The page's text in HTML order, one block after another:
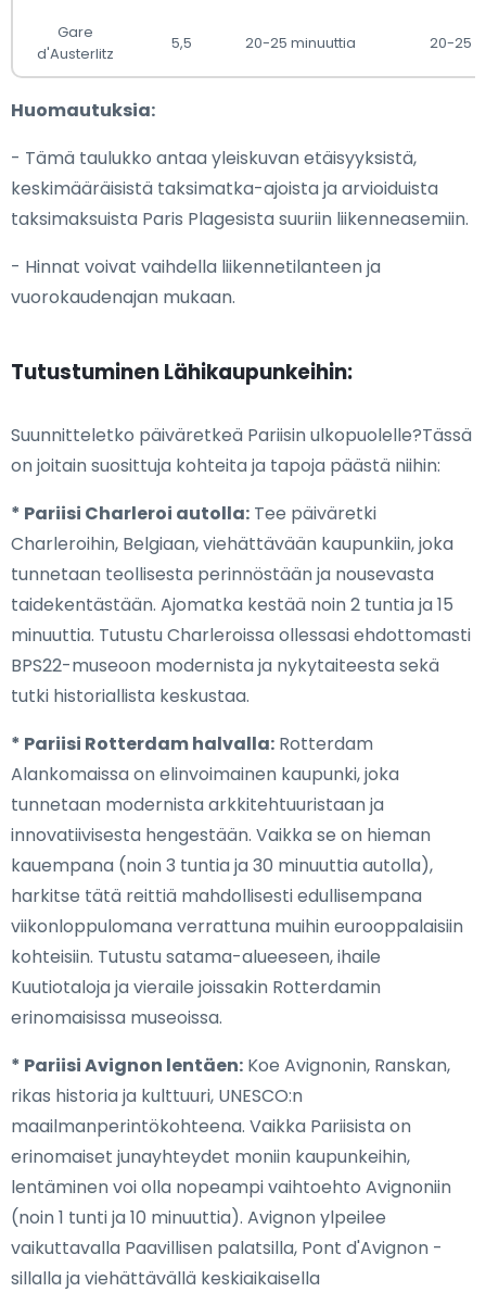
Gare
d'Austerlitz
5,5 20-25 minuuttia 20-25
Huomautuksia:
- Tämä taulukko antaa yleiskuvan etäisyyksistä,
keskimääräisistä taksimatka-ajoista ja arvioiduista
taksimaksuista Paris Plagesista suuriin liikenneasemiin.
- Hinnat voivat vaihdella liikennetilanteen ja
vuorokaudenajan mukaan.
Tutustuminen Lähikaupunkeihin:
Suunnitteletko päiväretkeä Pariisin ulkopuolelle?Tässä
on joitain suosittuja kohteita ja tapoja päästä niihin:
* Pariisi Charleroi autolla: Tee päiväretki
Charleroihin, Belgiaan, viehättävään kaupunkiin, joka
tunnetaan teollisesta perinnöstään ja nousevasta
taidekentästään. Ajomatka kestää noin 2 tuntia ja 15
minuuttia. Tutustu Charleroissa ollessasi ehdottomasti
BPS22-museoon modernista ja nykytaiteesta sekä
tutki historiallista keskustaa.
* Pariisi Rotterdam halvalla: Rotterdam
Alankomaissa on elinvoimainen kaupunki, joka
tunnetaan modernista arkkitehtuuristaan ja
innovatiivisesta hengestään. Vaikka se on hieman
kauempana (noin 3 tuntia ja 30 minuuttia autolla),
harkitse tätä reittiä mahdollisesti edullisempana
viikonloppulomana verrattuna muihin eurooppalaisiin
kohteisiin. Tutustu satama-alueeseen, ihaile
Kuutiotaloja ja vieraile joissakin Rotterdamin
erinomaisissa museoissa.
* Pariisi Avignon lentäen: Koe Avignonin, Ranskan,
rikas historia ja kulttuuri, UNESCO:n
maailmanperintökohteena. Vaikka Pariisista on
erinomaiset junayhteydet moniin kaupunkeihin,
lentäminen voi olla nopeampi vaihtoehto Avignoniin
(noin 1 tunti ja 10 minuuttia). Avignon ylpeilee
vaikuttavalla Paavillisen palatsilla, Pont d'Avignon -
sillalla ja viehättävällä keskiaikaisella